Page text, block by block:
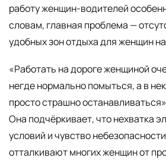
работу женщин-водителей
словам, главная проблема —
удобных зон отдыха для женщин
«Работать на дороге женщиной
негде нормально помыться, а в
просто страшно
Она подчёркивает, что нехватка
условий и чувство
отталкивают многих женщин от